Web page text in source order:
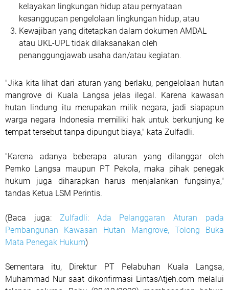
kelayakan lingkungan hidup atau pernyataan
kesanggupan pengelolaan lingkungan hidup, atau
Kewajiban yang ditetapkan dalam dokumen AMDAL
atau UKL-UPL tidak dilaksanakan oleh
penanggungjawab usaha dan/atau kegiatan.
"Jika kita lihat dari aturan yang berlaku, pengelolaan hutan
mangrove di Kuala Langsa jelas ilegal. Karena kawasan
hutan lindung itu merupakan milik negara, jadi siapapun
warga negara Indonesia memiliki hak untuk berkunjung ke
tempat tersebut tanpa dipungut biaya," kata Zulfadli.
"Karena adanya beberapa aturan yang dilanggar oleh
Pemko Langsa maupun PT Pekola, maka pihak penegak
hukum juga diharapkan harus menjalankan fungsinya,"
tandas Ketua LSM Perintis.
(Baca juga: Zulfadli: Ada Pelanggaran Aturan pada
Pembangunan Kawasan Hutan Mangrove, Tolong Buka
Mata Penegak Hukum)
Sementara itu, Direktur PT Pelabuhan Kuala Langsa,
Muhammad Nur saat dikonfirmasi LintasAtjeh.com melalui